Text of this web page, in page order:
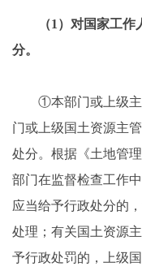
（1）对国家工作
分。
①本部门或上级主
门或上级国土资源主
处分。根据《土地管
部门在监督检查工作
应当给予行政处分的
处理；有关国土资源
予行政处罚的，上级